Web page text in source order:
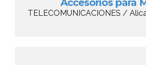
Accesorios para
TELECOMUNICACIONES /